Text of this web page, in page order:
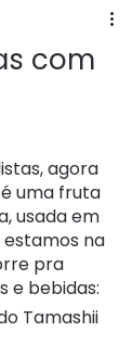
com
agora
é uma fruta
usada em
na
pra
e bebidas:
Tamashii